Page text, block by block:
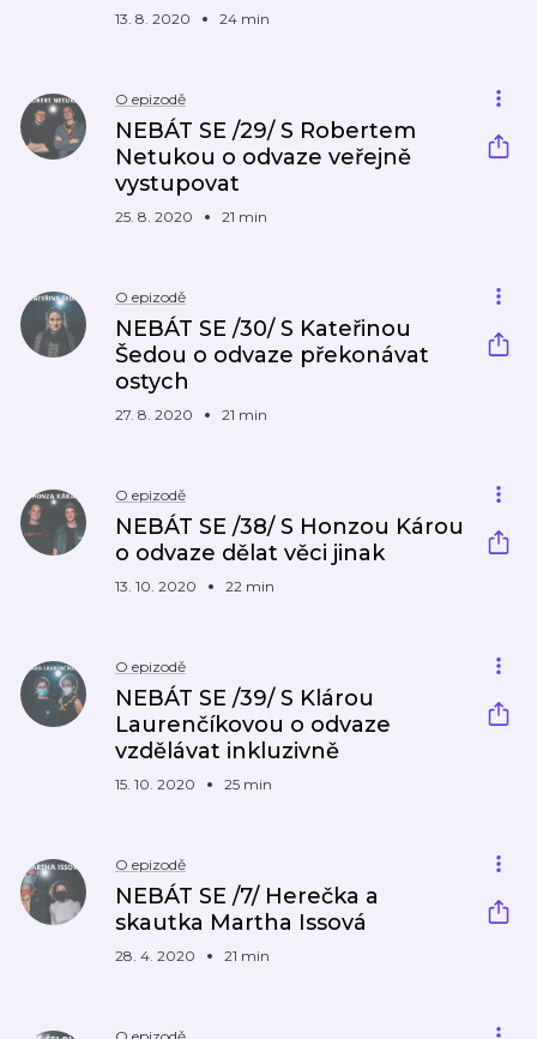
13. 8. 2020 24 min
O epizodě
NEBÁT SE /29/ S Robertem
Netukou o odvaze veřejně
vystupovat
25. 8. 2020 21 min
O epizodě
NEBÁT SE /30/ S Kateřinou
Šedou o odvaze překonávat
ostych
27. 8. 2020 21 min
O epizodě
NEBÁT SE /38/ S Honzou Károu
o odvaze dělat věci jinak
13. 10. 2020 22 min
O epizodě
NEBÁT SE /39/ S Klárou
Laurenčíkovou o odvaze
vzdělávat inkluzivně
15. 10. 2020 25 min
O epizodě
NEBÁT SE /7/ Herečka a
skautka Martha Issová
28. 4. 2020 21 min